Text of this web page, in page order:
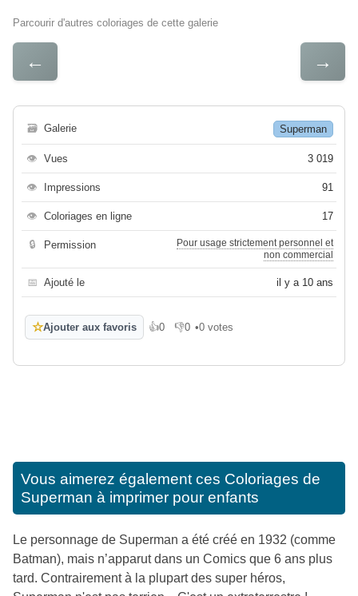
Parcourir d'autres coloriages de cette galerie
← →
🗃 Galerie Superman
👁 Vues 3 019
👁 Impressions 91
👁 Coloriages en ligne 17
🔒 Permission
Pour usage strictement personnel et
non commercial
📅 Ajouté le il y a 10 ans
☆Ajouter aux favoris 👍0
J'aime 👎0
Je n'aime pas
•0 votes
Vous aimerez également ces Coloriages de
Superman à imprimer pour enfants
Le personnage de Superman a été créé en 1932 (comme
Batman), mais n’apparut dans un Comics que 6 ans plus
tard. Contrairement à la plupart des super héros,